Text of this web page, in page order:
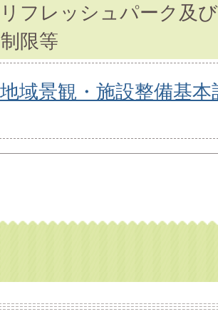
フレッシュパーク及
限等
域景観・施設整備基